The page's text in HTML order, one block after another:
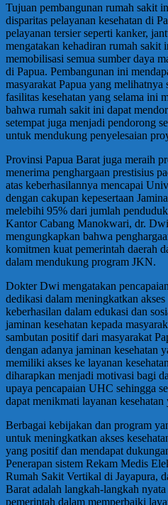
Tujuan pembangunan rumah sakit
disparitas pelayanan kesehatan di
pelayanan tersier seperti kanker,
mengatakan kehadiran rumah sakit
memobilisasi semua sumber daya
di Papua. Pembangunan ini
masyarakat Papua yang melihatnya
fasilitas kesehatan yang selama ini
bahwa rumah sakit ini dapat
setempat juga menjadi pendorong
untuk mendukung penyelesaian
Provinsi Papua Barat juga meraih
menerima penghargaan prestisius
atas keberhasilannya mencapai
dengan cakupan kepesertaan
melebihi 95% dari jumlah
Kantor Cabang Manokwari, dr.
mengungkapkan bahwa
komitmen kuat pemerintah daerah
dalam mendukung program JKN.
Dokter Dwi mengatakan
dedikasi dalam meningkatkan
keberhasilan dalam edukasi dan
jaminan kesehatan kepada
sambutan positif dari masyarakat
dengan adanya jaminan kesehatan
memiliki akses ke layanan
diharapkan menjadi motivasi bagi
upaya pencapaian UHC sehingga
dapat menikmati layanan
Berbagai kebijakan dan program
untuk meningkatkan akses
yang positif dan mendapat
Penerapan sistem Rekam Medis
Rumah Sakit Vertikal di Jayapura,
Barat adalah langkah-langkah
pemerintah dalam memperbaiki